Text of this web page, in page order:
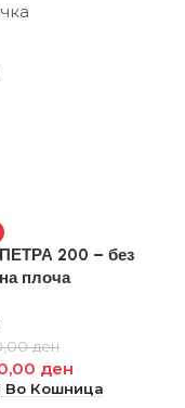
ПЕТРА 200 – без
плоча
ден
ден
Во Кошница